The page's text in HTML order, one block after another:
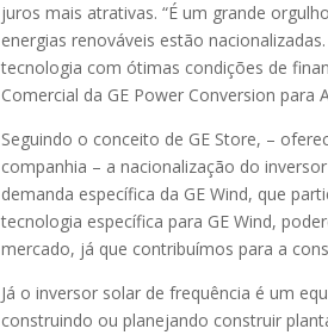
juros mais atrativas. “É um grande
energias renováveis estão
tecnologia com ótimas condições de
Comercial da GE Power Conversion para
Seguindo o conceito de GE Store, –
companhia – a nacionalização do
demanda específica da GE Wind, que
tecnologia específica para GE Wind,
mercado, já que contribuímos para a
Já o inversor solar de frequência é um
construindo ou planejando construir